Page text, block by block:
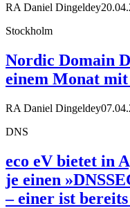
RA Daniel Dingeldey
Stockholm
Nordic Domain
einem Monat
RA Daniel Dingeldey
DNS
eco eV bietet in
je einen
– einer ist